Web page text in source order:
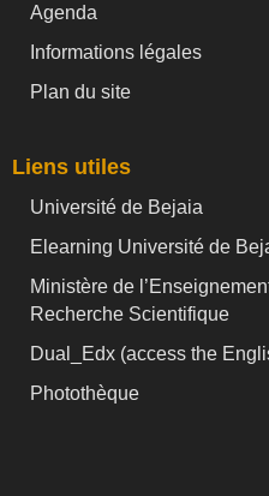
Agenda
Informations légales
Plan du site
Liens utiles
Université de Bejaia
Elearning Université de
Ministère de
Recherche Scientifique
Dual_Edx (access the
Photothèque